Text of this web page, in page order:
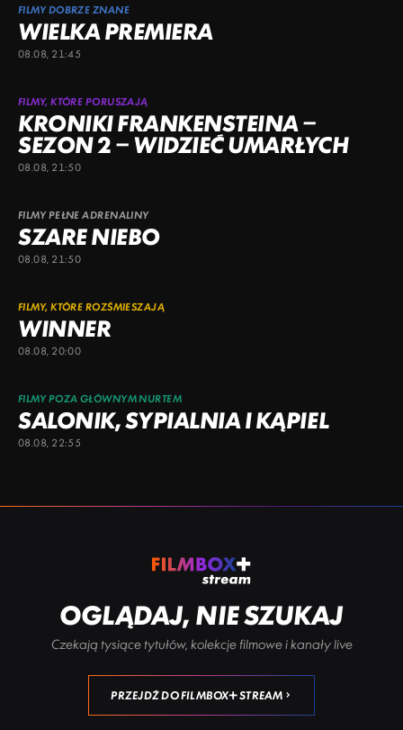
FILMY DOBRZE ZNANE
WIELKA PREMIERA
08.08, 21:45
FILMY, KTÓRE PORUSZAJĄ
KRONIKI FRANKENSTEINA –
SEZON 2 – WIDZIEĆ UMARŁYCH
08.08, 21:50
FILMY PEŁNE ADRENALINY
SZARE NIEBO
08.08, 21:50
FILMY, KTÓRE ROZŚMIESZAJĄ
WINNER
08.08, 20:00
FILMY POZA GŁÓWNYM NURTEM
SALONIK, SYPIALNIA I KĄPIEL
08.08, 22:55
OGLĄDAJ, NIE SZUKAJ
Czekają tysiące tytułów, kolekcje filmowe i kanały live
PRZEJDŹ DO FILMBOX+ STREAM